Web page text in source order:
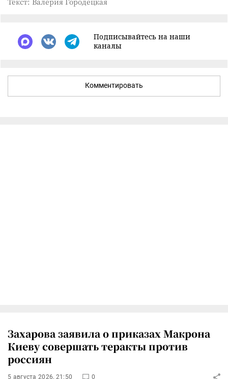
Подписывайтесь на наши
каналы
Комментировать
Захарова заявила о приказах Макрона
Киеву совершать теракты против
россиян
5 августа 2026, 21:50 0